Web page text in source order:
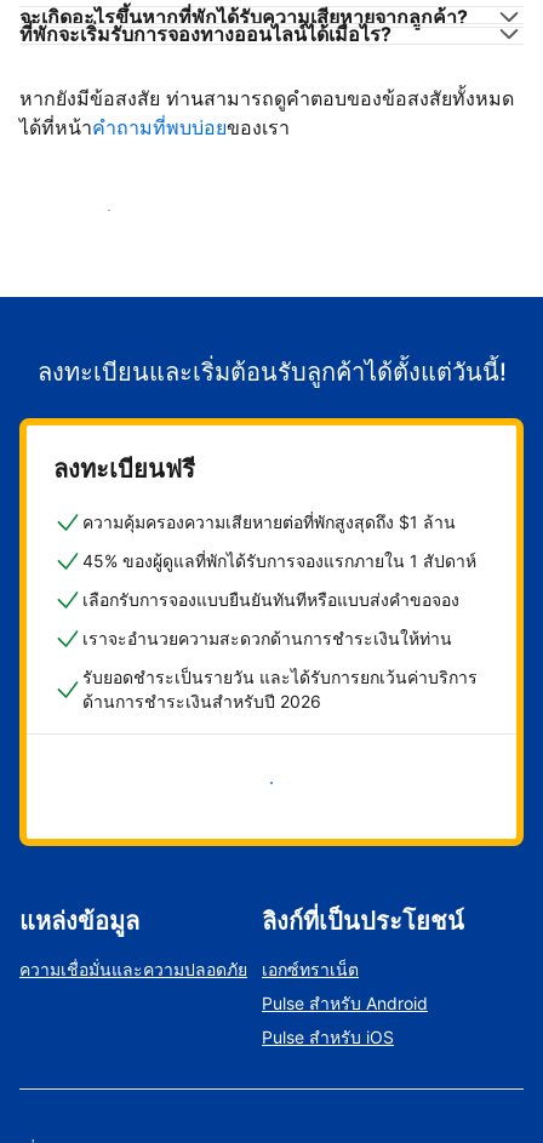
จะเกิดอะไรขึ้นหากที่พักได้รับความเสียหายจากลูกค้า?
ที่พักจะเริ่มรับการจองทางออนไลน์ได้เมื่อไร?
หากยังมีข้อสงสัย ท่านสามารถดูคำตอบของข้อสงสัยทั้งหมด
ได้ที่หน้าคำถามที่พบบ่อยของเรา
เริ่มต้อนรับลูกค้า
ลงทะเบียนและเริ่มต้อนรับลูกค้าได้ตั้งแต่วันนี้!
ลงทะเบียนฟรี
ความคุ้มครองความเสียหายต่อที่พักสูงสุดถึง $1 ล้าน
45% ของผู้ดูแลที่พักได้รับการจองแรกภายใน 1 สัปดาห์
เลือกรับการจองแบบยืนยันทันทีหรือแบบส่งคำขอจอง
เราจะอำนวยความสะดวกด้านการชำระเงินให้ท่าน
รับยอดชำระเป็นรายวัน และได้รับการยกเว้นค่าบริการ
ด้านการชำระเงินสำหรับปี 2026
เริ่มดำเนินการเลย
แหล่งข้อมูล
ความเชื่อมั่นและความปลอดภัย
ลิงก์ที่เป็นประโยชน์
เอกซ์ทราเน็ต
Pulse สำหรับ Android
Pulse สำหรับ iOS